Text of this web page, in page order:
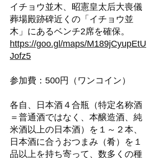
イチョウ並木、昭憲皇太后大喪儀
葬場殿跡碑近くの「イチョウ並
木」にあるベンチ2席を確保。
https://goo.gl/maps/M189jCyupEtU
Jofz5
参加費：500円（ワンコイン）
各自、日本酒４合瓶（特定名称酒
＝普通酒ではなく、本醸造酒、純
米酒以上の日本酒）を１～２本、
日本酒に合うおつまみ（肴）を１
品以上を持ち寄って、数多くの種